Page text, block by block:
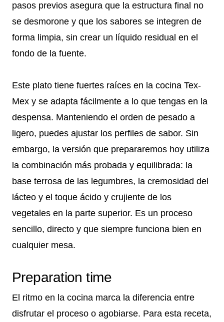
pasos previos asegura que la estructura final no
se desmorone y que los sabores se integren de
forma limpia, sin crear un líquido residual en el
fondo de la fuente.
Este plato tiene fuertes raíces en la cocina Tex-
Mex y se adapta fácilmente a lo que tengas en la
despensa. Manteniendo el orden de pesado a
ligero, puedes ajustar los perfiles de sabor. Sin
embargo, la versión que prepararemos hoy utiliza
la combinación más probada y equilibrada: la
base terrosa de las legumbres, la cremosidad del
lácteo y el toque ácido y crujiente de los
vegetales en la parte superior. Es un proceso
sencillo, directo y que siempre funciona bien en
cualquier mesa.
Preparation time
El ritmo en la cocina marca la diferencia entre
disfrutar el proceso o agobiarse. Para esta receta,